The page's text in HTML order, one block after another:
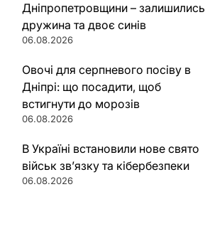
Дніпропетровщини – залишились
дружина та двоє синів
06.08.2026
Овочі для серпневого посіву в
Дніпрі: що посадити, щоб
встигнути до морозів
06.08.2026
В Україні встановили нове свято
військ зв’язку та кібербезпеки
06.08.2026